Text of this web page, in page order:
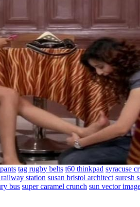
tag rugby belts t60 thinkpad syracuse
station susan bristol architect suresh
bus super caramel crunch sun vector